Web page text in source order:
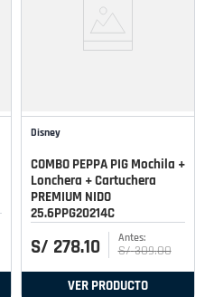
Disney
COMBO PEPPA PIG Mochila +
Lonchera + Cartuchera
PREMIUM NIDO
25.6PPG20214C
S/ 278.10 S/ 309.00
VER PRODUCTO